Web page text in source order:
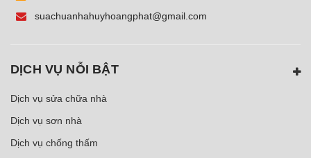
suachuanhahuyhoangphat@gmail.com
DỊCH VỤ NỖI BẬT
Dịch vụ sửa chữa nhà
Dịch vụ sơn nhà
Dịch vụ chống thấm